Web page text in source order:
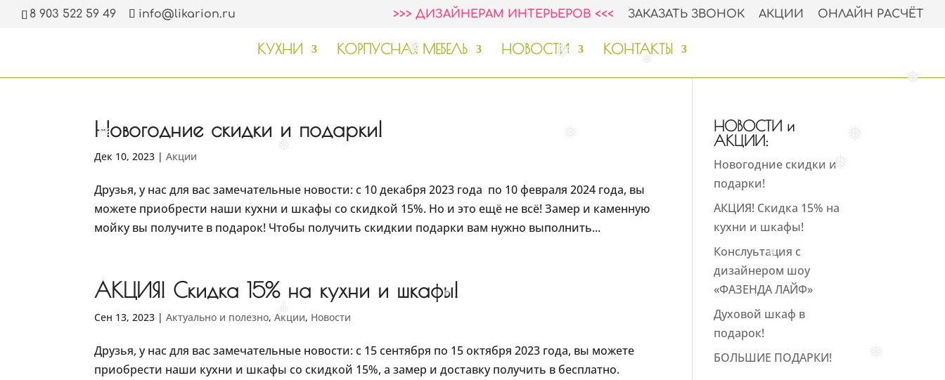
❅
❅
❅
❅
❅
❅
❅
❅
8 903 522 59 49 info@likarion.ru >>> ДИЗАЙНЕРАМ ИНТЕРЬЕРОВ <<< ЗАКАЗАТЬ ЗВОНОК АКЦИИ ОНЛАЙН РАСЧЁТ
КУХНИ КОРПУСНАЯ МЕБЕЛЬ НОВОСТИ КОНТАКТЫ
Новогодние скидки и подарки!
Дек 10, 2023 |Акции
Друзья, у нас для вас замечательные новости: с 10 декабря 2023 года по 10 февраля 2024 года, вы
можете приобрести наши кухни и шкафы со скидкой 15%. Но и это ещё не всё! Замер и каменную
мойку вы получите в подарок! Чтобы получить скидкии подарки вам нужно выполнить...
АКЦИЯ! Скидка 15% на кухни и шкафы!
Сен 13, 2023 |Актуально и полезно,Акции, Новости
Друзья, у нас для вас замечательные новости: с 15 сентября по 15 октября 2023 года, вы можете
приобрести наши кухни и шкафы со скидкой 15%, а замер и доставку получить в бесплатно.
НОВОСТИ и
АКЦИИ:
Новогодние скидки и
подарки!
АКЦИЯ! Скидка 15% на
кухни и шкафы!
Конслуьтация с
дизайнером шоу
«ФАЗЕНДА ЛАЙФ»
Духовой шкаф в
подарок!
БОЛЬШИЕ ПОДАРКИ!